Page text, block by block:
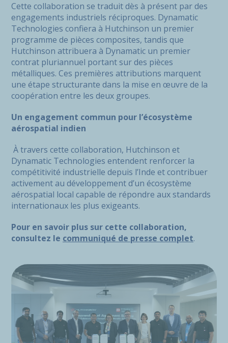
Cette collaboration se traduit dès à présent par des
engagements industriels réciproques. Dynamatic
Technologies confiera à Hutchinson un premier
programme de pièces composites, tandis que
Hutchinson attribuera à Dynamatic un premier
contrat pluriannuel portant sur des pièces
métalliques. Ces premières attributions marquent
une étape structurante dans la mise en œuvre de la
coopération entre les deux groupes.
Un engagement commun pour l’écosystème
aérospatial indien
À travers cette collaboration, Hutchinson et
Dynamatic Technologies entendent renforcer la
compétitivité industrielle depuis l’Inde et contribuer
activement au développement d’un écosystème
aérospatial local capable de répondre aux standards
internationaux les plus exigeants.
Pour en savoir plus sur cette collaboration,
consultez le communiqué de presse complet.